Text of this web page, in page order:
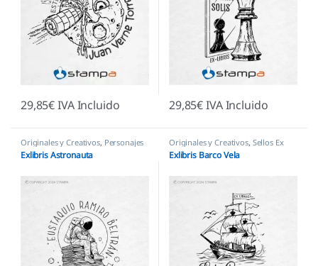
29,85€IVA Incluido 29,85€IVA Incluido
Originales y Creativos, Personajes
y Figuras, Sellos Ex Libris
Exlibris Astronauta
Originales y Creativos, Sellos Ex
Libris
Exlibris Barco Vela